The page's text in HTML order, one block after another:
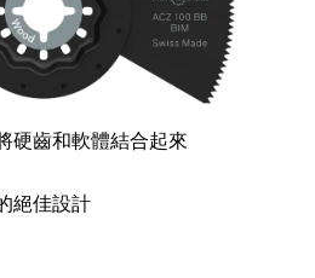
硬齒和軟體結合起來
絕佳設計